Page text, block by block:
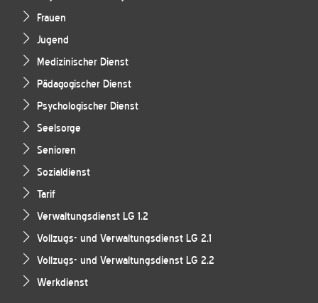
Frauen
Jugend
Medizinischer Dienst
Pädagogischer Dienst
Psychologischer Dienst
Seelsorge
Senioren
Sozialdienst
Tarif
Verwaltungsdienst LG 1.2
Vollzugs- und Verwaltungsdienst LG 2.1
Vollzugs- und Verwaltungsdienst LG 2.2
Werkdienst